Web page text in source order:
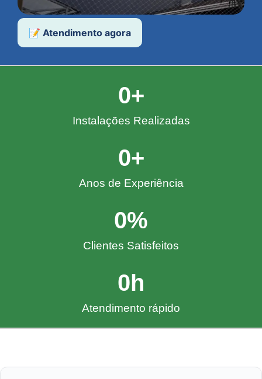
📝 Atendimento agora
Instalações Realizadas
0+
Anos de Experiência
0+
Clientes Satisfeitos
0%
Atendimento rápido
0h